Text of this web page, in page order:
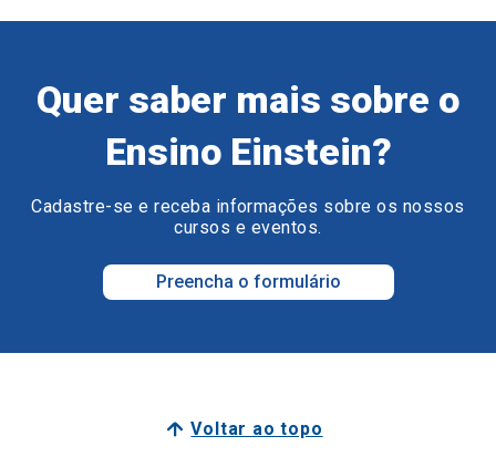
Quer saber mais sobre o
Ensino Einstein?
Cadastre-se e receba informações sobre os nossos
cursos e eventos.
Preencha o formulário
Voltar ao topo